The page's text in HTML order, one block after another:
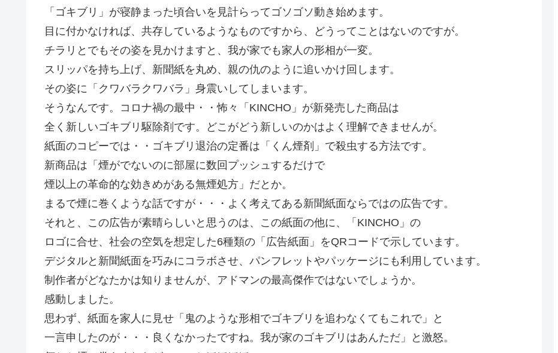
「ゴキブリ」が寝静まった頃合いを見計らってゴソゴソ動き始めます。
目に付かなければ、共存しているようなものですから、どうってことはないのですが。
チラリとでもその姿を見かけますと、我が家でも家人の形相が一変。
スリッパを持ち上げ、新聞紙を丸め、親の仇のように追いかけ回します。
その姿に「クワバラクワバラ」身震いしてしまいます。
そうなんです。コロナ禍の最中・・怖々「KINCHO」が新発売した商品は
全く新しいゴキブリ駆除剤です。どこがどう新しいのかはよく理解できませんが。
紙面のコピーでは・・ゴキブリ退治の定番は「くん煙剤」で殺虫する方法です。
新商品は「煙がでないのに部屋に数回プッシュするだけで
煙以上の革命的な効きめがある無煙処方」だとか。
まるで煙に巻くような話ですが・・・よく考えてある新聞紙面ならではの広告です。
それと、この広告が素晴らしいと思うのは、この紙面の他に、「KINCHO」の
ロゴに合せ、社会の空気を想定した6種類の「広告紙面」をQRコードで示しています。
デジタルと新聞紙面を巧みにコラボさせ、パンフレットやパッケージにも利用しています。
制作者がどなたかは知りませんが、アドマンの最高傑作ではないでしょうか。
感動しました。
思わず、紙面を家人に見せ「鬼のような形相でゴキブリを追わなくてもこれで」と
一言申したのが・・・良くなかったですね。我が家のゴキブリはあんただ」と激怒。